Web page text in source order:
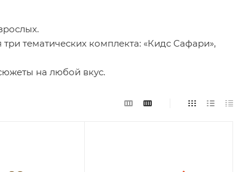
тематических комплекта: «Кидс Сафари»,
на любой вкус.